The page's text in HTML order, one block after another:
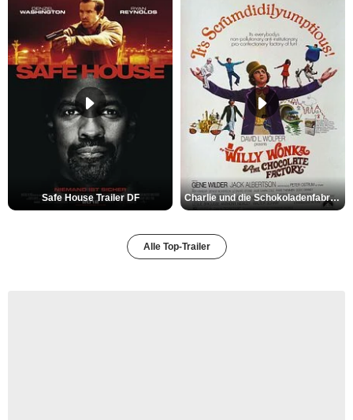
Safe House Trailer DF Charlie und die Schokoladenfabrik Trailer OV
Alle Top-Trailer